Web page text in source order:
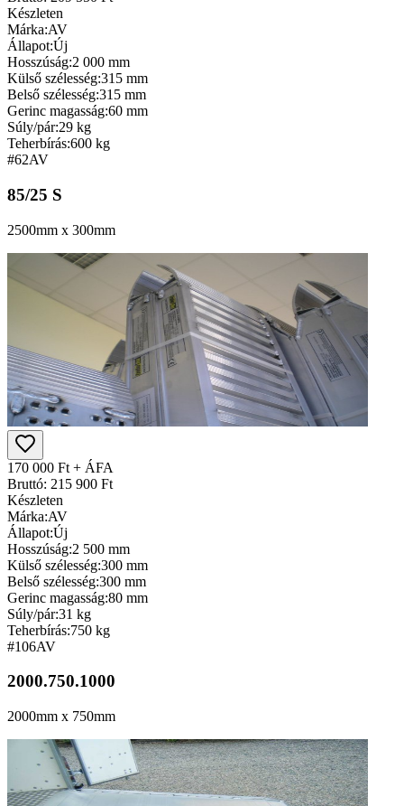
Készleten
Márka:AV
Állapot:Új
Hosszúság:2 000 mm
Külső szélesség:315 mm
Belső szélesség:315 mm
Gerinc magasság:60 mm
Súly/pár:29 kg
Teherbírás:600 kg
#62AV
85/25 S
2500mm x 300mm
170 000 Ft + ÁFA
Bruttó: 215 900 Ft
Készleten
Márka:AV
Állapot:Új
Hosszúság:2 500 mm
Külső szélesség:300 mm
Belső szélesség:300 mm
Gerinc magasság:80 mm
Súly/pár:31 kg
Teherbírás:750 kg
#106AV
2000.750.1000
2000mm x 750mm